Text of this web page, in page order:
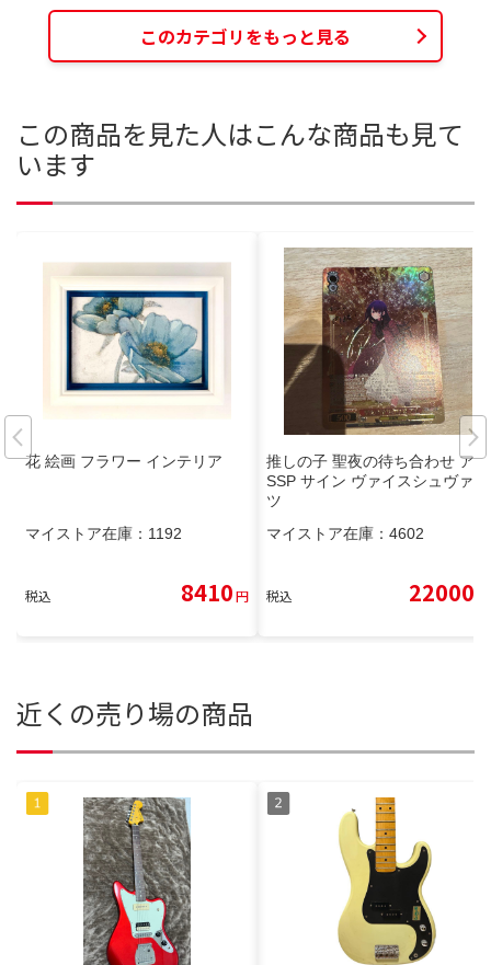
このカテゴリをもっと見る
この商品を見た人はこんな商品も見て
います
花 絵画 フラワー インテリア
マイストア在庫： 1192
税込 8410円
推しの子 聖夜の待ち合わせ アイ
SSP サイン ヴァイスシュヴァル
ツ
マイストア在庫： 4602
税込 22000
近くの売り場の商品